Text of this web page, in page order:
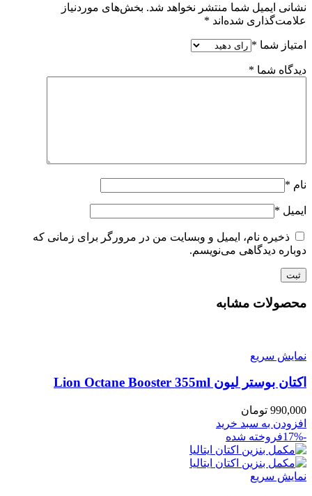
نشانی ایمیل شما منتشر نخواهد شد. بخش‌های موردنیاز
علامت‌گذاری شده‌اند *
امتیاز شما *
دیدگاه شما *
نام *
ایمیل *
ذخیره نام، ایمیل و وبسایت من در مرورگر برای زمانی که
دوباره دیدگاهی می‌نویسم.
محصولات مشابه
نمایش سریع
اکتان بوستر لیون Lion Octane Booster 355ml
990,000 تومان
افزودن به سبد خرید
-17%
فروخته شده
نمایش سریع